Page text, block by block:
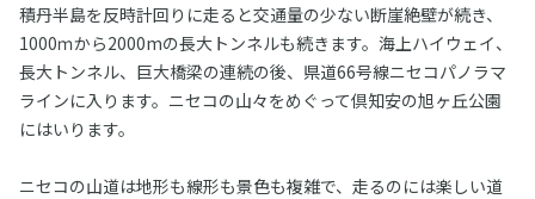
積丹半島を反時計回りに走ると交通量の少ない断崖絶壁が続き、
1000ｍから2000mの長大トンネルも続きます。海上ハイウェイ、
長大トンネル、巨大橋梁の連続の後、県道66号線ニセコパノラマ
ラインに入ります。ニセコの山々をめぐって倶知安の旭ヶ丘公園
にはいります。
ニセコの山道は地形も線形も景色も複雑で、走るのには楽しい道